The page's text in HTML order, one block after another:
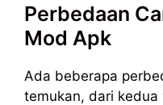
Perbedaan
Mod Apk
Ada beberapa
temukan, dari